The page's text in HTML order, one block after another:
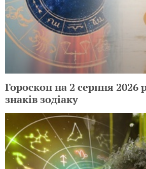
Гороскоп на 2 серпня 2026
знаків зодіаку